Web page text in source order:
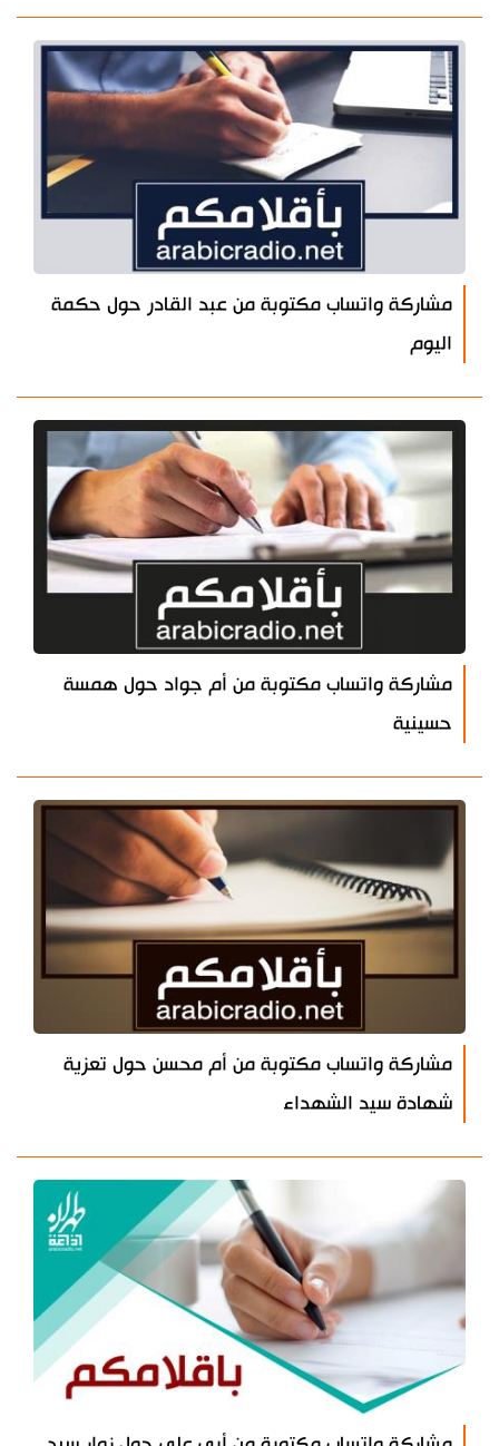
مشاركة واتساب مكتوبة من عبد القادر حول حكمة
اليوم
مشاركة واتساب مكتوبة من أم جواد حول همسة
حسينية
مشاركة واتساب مكتوبة من أم محسن حول تعزية
شهادة سيد الشهداء